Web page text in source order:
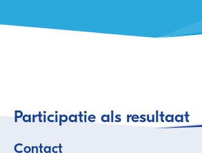
Participatie als resultaat
Contact